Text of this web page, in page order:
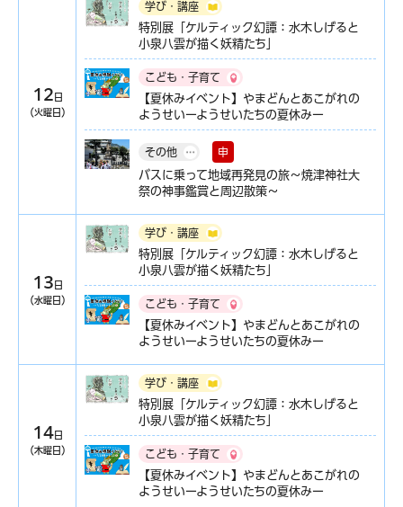
12 日
（火曜日）
学び・講座
特別展「ケルティック幻譚：水木しげると
小泉八雲が描く妖精たち」
こども・子育て
【夏休みイベント】やまどんとあこがれの
ようせいーようせいたちの夏休みー
その他 申
バスに乗って地域再発見の旅～焼津神社大
祭の神事鑑賞と周辺散策～
13 日
（水曜日）
学び・講座
特別展「ケルティック幻譚：水木しげると
小泉八雲が描く妖精たち」
こども・子育て
【夏休みイベント】やまどんとあこがれの
ようせいーようせいたちの夏休みー
14日
（木曜日）
学び・講座
特別展「ケルティック幻譚：水木しげると
小泉八雲が描く妖精たち」
こども・子育て
【夏休みイベント】やまどんとあこがれの
ようせいーようせいたちの夏休みー